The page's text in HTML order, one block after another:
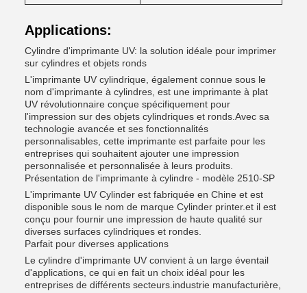
Applications:
Cylindre d'imprimante UV: la solution idéale pour imprimer
sur cylindres et objets ronds
L'imprimante UV cylindrique, également connue sous le
nom d'imprimante à cylindres, est une imprimante à plat
UV révolutionnaire conçue spécifiquement pour
l'impression sur des objets cylindriques et ronds.Avec sa
technologie avancée et ses fonctionnalités
personnalisables, cette imprimante est parfaite pour les
entreprises qui souhaitent ajouter une impression
personnalisée et personnalisée à leurs produits.
Présentation de l'imprimante à cylindre - modèle 2510-SP
L'imprimante UV Cylinder est fabriquée en Chine et est
disponible sous le nom de marque Cylinder printer.et il est
conçu pour fournir une impression de haute qualité sur
diverses surfaces cylindriques et rondes.
Parfait pour diverses applications
Le cylindre d'imprimante UV convient à un large éventail
d'applications, ce qui en fait un choix idéal pour les
entreprises de différents secteurs.industrie manufacturière,